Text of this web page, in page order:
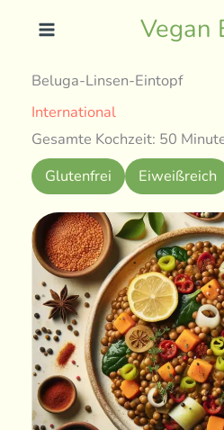
Vegan
Beluga-Linsen-Eintopf
International
Gesamte Kochzeit: 50
Glutenfrei
Eiweißreich